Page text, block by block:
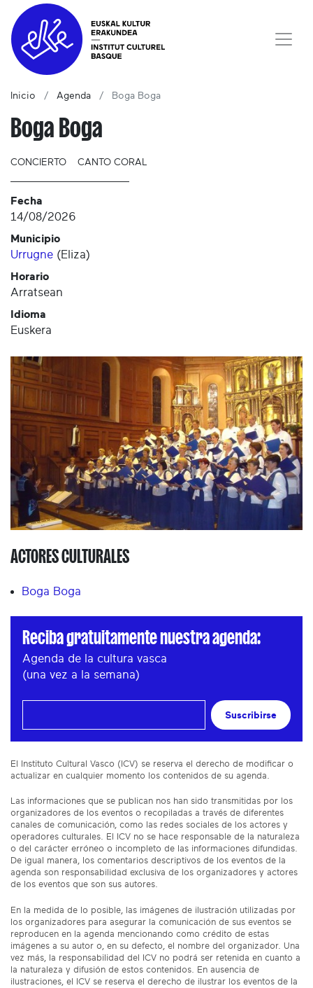
Inicio Agenda Boga Boga
Boga Boga
CONCIERTO CANTO CORAL
Fecha
14/08/2026
Municipio
Urrugne (Eliza)
Horario
Arratsean
Idioma
Euskera
ACTORES CULTURALES
Boga Boga
Reciba gratuitamente nuestra agenda:
Agenda de la cultura vasca
(una vez a la semana)
Suscribirse
El Instituto Cultural Vasco (ICV) se reserva el derecho de modificar o
actualizar en cualquier momento los contenidos de su agenda.
Las informaciones que se publican nos han sido transmitidas por los
organizadores de los eventos o recopiladas a través de diferentes
canales de comunicación, como las redes sociales de los actores y
operadores culturales. El ICV no se hace responsable de la naturaleza
o del carácter erróneo o incompleto de las informaciones difundidas.
De igual manera, los comentarios descriptivos de los eventos de la
agenda son responsabilidad exclusiva de los organizadores y actores
de los eventos que son sus autores.
En la medida de lo posible, las imágenes de ilustración utilizadas por
los organizadores para asegurar la comunicación de sus eventos se
reproducen en la agenda mencionando como crédito de estas
imágenes a su autor o, en su defecto, el nombre del organizador. Una
vez más, la responsabilidad del ICV no podrá ser retenida en cuanto a
la naturaleza y difusión de estos contenidos. En ausencia de
ilustraciones, el ICV se reserva el derecho de ilustrar los eventos de la